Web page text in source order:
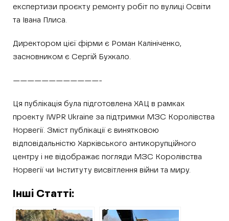
експертизи проєкту ремонту робіт по вулиці Освіти
та Івана Плиса.
Директором цієї фірми є Роман Калініченко,
засновником є Сергій Бухкало.
————————————-
Ця публікація була підготовлена ХАЦ в рамках
проекту IWPR Ukraine за підтримки МЗС Королівства
Норвегії. Зміст публікації є винятковою
відповідальністю Харківського антикорупційного
центру i не відображає погляди МЗС Королівства
Норвегії чи Інституту висвітлення війни та миру.
Інші Статті:
Черговий
Укравтодор